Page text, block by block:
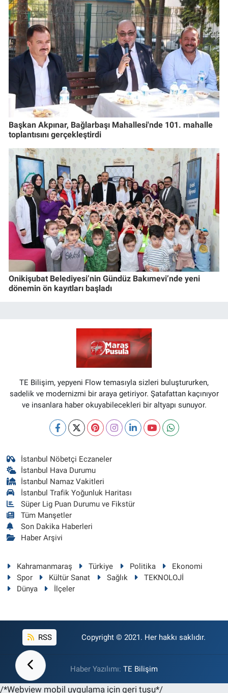
Başkan Akpınar, Bağlarbaşı Mahallesi'nde 101. mahalle
toplantısını gerçekleştirdi
Onikişubat Belediyesi’nin Gündüz Bakımevi’nde yeni
dönemin ön kayıtları başladı
TE Bilişim, yepyeni Flow temasıyla sizleri buluştururken,
sadelik ve modernizmi bir araya getiriyor. Şatafattan kaçınıyor
ve insanlara haber okuyabilecekleri bir altyapı sunuyor.
İstanbul Nöbetçi Eczaneler
İstanbul Hava Durumu
İstanbul Namaz Vakitleri
İstanbul Trafik Yoğunluk Haritası
Süper Lig Puan Durumu ve Fikstür
Tüm Manşetler
Son Dakika Haberleri
Haber Arşivi
Kahramanmaraş Türkiye Politika
Ekonomi
Spor
Kültür Sanat Sağlık
TEKNOLOJİ
Dünya
İlçeler
RSS Copyright © 2021. Her hakkı saklıdır.
Haber Yazılımı: TE Bilişim
/*Webview mobil uygulama için geri tuşu*/